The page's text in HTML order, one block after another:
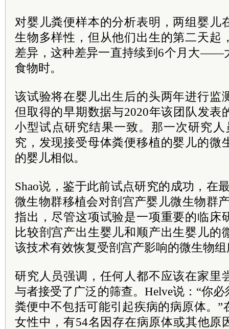
对婴儿粪便样本的分析表明，两组婴儿
生物多样性，但从他们出生的第二天起
差异，这种差异一直持续到6个月大——
食物时。
该试验将在婴儿出生后的头两年进行监
但取得的早期数据与2020年该团队发表
小型试点研究结果一致。那一次研究
究，发现接受母体粪便移植的婴儿的微
的婴儿相似。
Shao说，鉴于此前试点研究的成功，在
微生物群移植会对剖宫产婴儿微生物群
指出，尽管这项试验是一项重要的临床
比较剖宫产出生婴儿和顺产出生婴儿的
该技术有效恢复受剖宫产影响的微生物
研究人员强调，任何人都不应该在家里
与者接受了广泛的筛查。Helve说：“你
粪便中不包括可能引起疾病的病原体。”
女性中，有54名因存在病原体或其他原